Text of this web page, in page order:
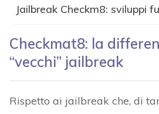
Jailbreak Checkm8: sviluppi
Checkmat8: la
“vecchi” jailbreak
Rispetto ai jailbreak che, di